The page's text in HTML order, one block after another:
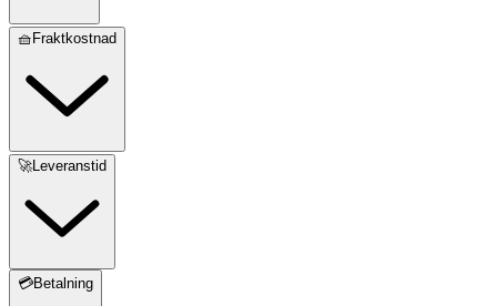
🧺Fraktkostnad
🚀Leveranstid
💳Betalning